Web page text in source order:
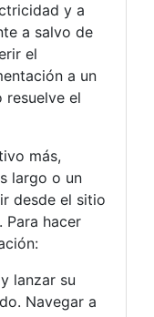
y a
a salvo de
el
a un
resuelve el
más,
largo o un
desde el sitio
Para hacer
lanzar su
Navegar a